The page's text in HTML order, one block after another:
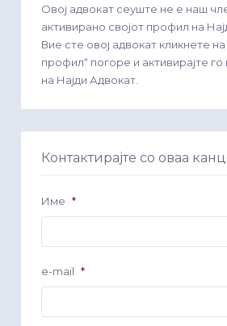
Овој адвокат сеуште не е наш
активирано својот профил на
Вие сте овој адвокат кликнете на
профил“ погоре и активирајте
на Најди Адвокат.
Контактирајте со оваа
Име *
e-mail *